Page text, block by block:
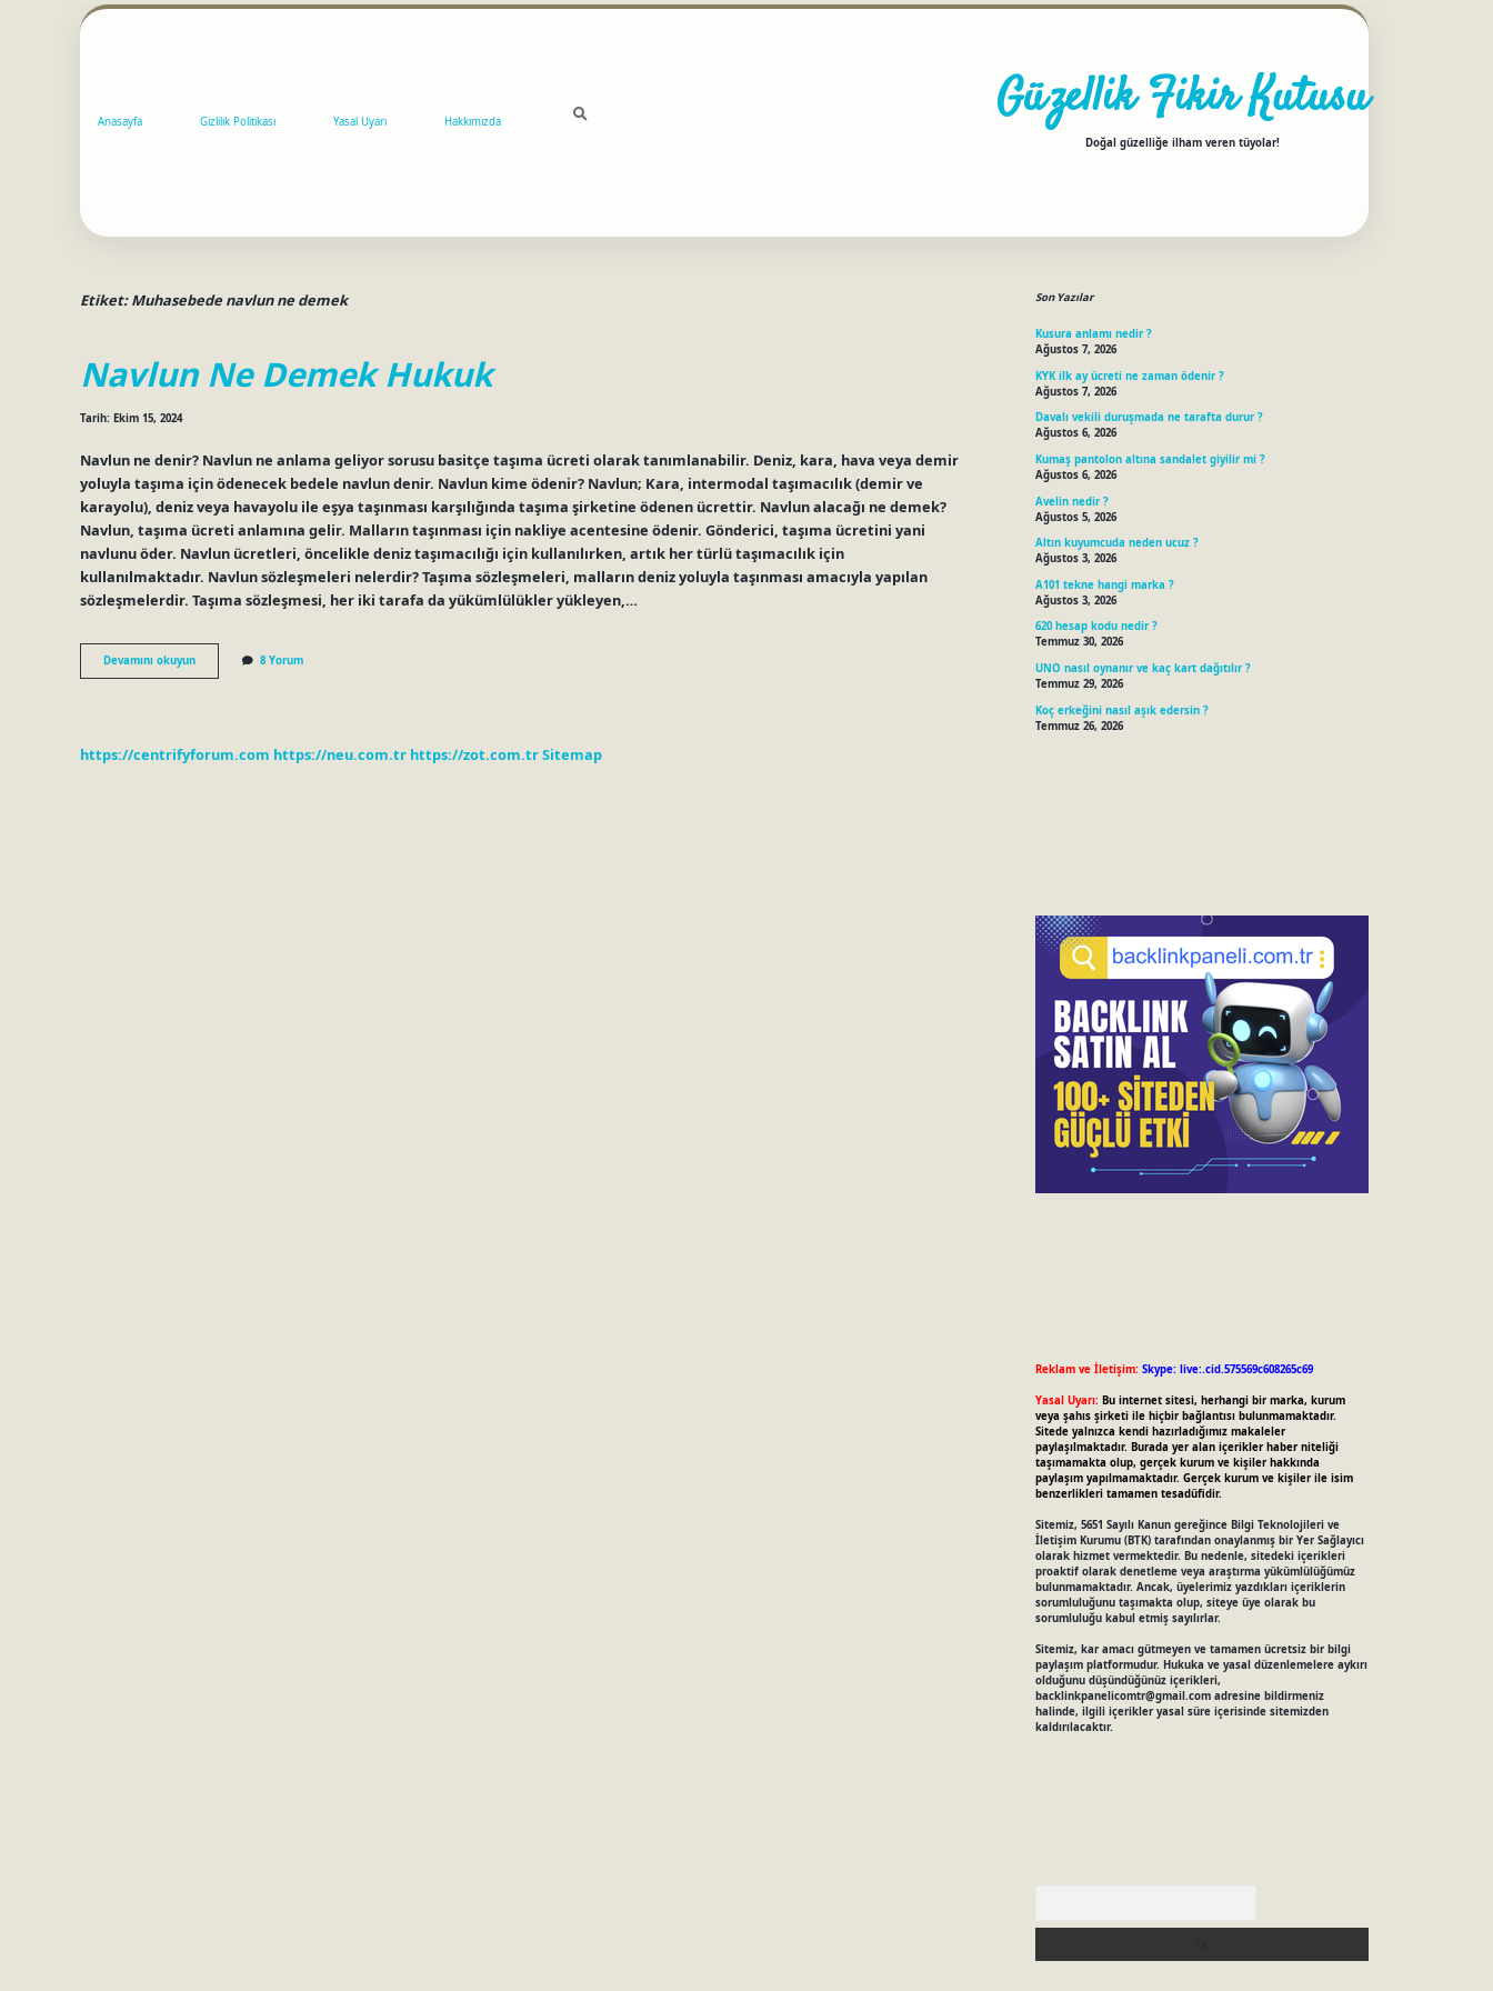
Anasayfa Gizlilik Politikası Yasal Uyarı Hakkımızda Güzellik Fikir Kutusu
Doğal güzelliğe ilham veren tüyolar!
Etiket:Muhasebede navlun ne demek
Navlun Ne Demek Hukuk
Tarih: Ekim 15, 2024
Navlun ne denir? Navlun ne anlama geliyor sorusu basitçe taşıma ücreti olarak tanımlanabilir. Deniz, kara, hava veya demir
yoluyla taşıma için ödenecek bedele navlun denir. Navlun kime ödenir? Navlun; Kara, intermodal taşımacılık (demir ve
karayolu), deniz veya havayolu ile eşya taşınması karşılığında taşıma şirketine ödenen ücrettir. Navlun alacağı ne demek?
Navlun, taşıma ücreti anlamına gelir. Malların taşınması için nakliye acentesine ödenir. Gönderici, taşıma ücretini yani
navlunu öder. Navlun ücretleri, öncelikle deniz taşımacılığı için kullanılırken, artık her türlü taşımacılık için
kullanılmaktadır. Navlun sözleşmeleri nelerdir? Taşıma sözleşmeleri, malların deniz yoluyla taşınması amacıyla yapılan
sözleşmelerdir. Taşıma sözleşmesi, her iki tarafa da yükümlülükler yükleyen,…
Devamını okuyunNavlun
Ne
8 Yorum
https://centrifyforum.com https://neu.com.tr https://zot.com.trSitemap
Son Yazılar
Kusura anlamı nedir ?
Ağustos 7, 2026
KYK ilk ay ücreti ne zaman ödenir ?
Ağustos 7, 2026
Davalı vekili duruşmada ne tarafta durur ?
Ağustos 6, 2026
Kumaş pantolon altına sandalet giyilir mi ?
Ağustos 6, 2026
Avelin nedir ?
Ağustos 5, 2026
Altın kuyumcuda neden ucuz ?
Ağustos 3, 2026
A101 tekne hangi marka ?
Ağustos 3, 2026
620 hesap kodu nedir ?
Temmuz 30, 2026
UNO nasıl oynanır ve kaç kart dağıtılır ?
Temmuz 29, 2026
Koç erkeğini nasıl aşık edersin ?
Temmuz 26, 2026
Reklam ve İletişim: Skype: live:.cid.575569c608265c69
Yasal Uyarı: Bu internet sitesi, herhangi bir marka, kurum
veya şahıs şirketi ile hiçbir bağlantısı bulunmamaktadır.
Sitede yalnızca kendi hazırladığımız makaleler
paylaşılmaktadır. Burada yer alan içerikler haber niteliği
taşımamakta olup, gerçek kurum ve kişiler hakkında
paylaşım yapılmamaktadır. Gerçek kurum ve kişiler ile isim
benzerlikleri tamamen tesadüfidir.
Sitemiz, 5651 Sayılı Kanun gereğince Bilgi Teknolojileri ve
İletişim Kurumu (BTK) tarafından onaylanmış bir Yer Sağlayıcı
olarak hizmet vermektedir. Bu nedenle, sitedeki içerikleri
proaktif olarak denetleme veya araştırma yükümlülüğümüz
bulunmamaktadır. Ancak, üyelerimiz yazdıkları içeriklerin
sorumluluğunu taşımakta olup, siteye üye olarak bu
sorumluluğu kabul etmiş sayılırlar.
Sitemiz, kar amacı gütmeyen ve tamamen ücretsiz bir bilgi
paylaşım platformudur. Hukuka ve yasal düzenlemelere aykırı
olduğunu düşündüğünüz içerikleri,
backlinkpanelicomtr@gmail.comadresine bildirmeniz
halinde, ilgili içerikler yasal süre içerisinde sitemizden
kaldırılacaktır.